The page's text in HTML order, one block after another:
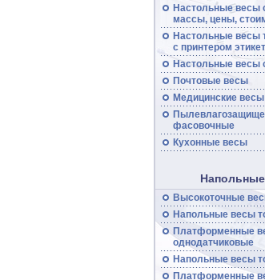
Настольныевесы
массы, цены,
Настольные весы
с принтером
Настольные весы
Почтовые весы
Медицинские весы
фасовочные
Кухонные весы
Высокоточные
Напольные весы
Платформенные
однодатчиковые
Напольные весы
Платформенные